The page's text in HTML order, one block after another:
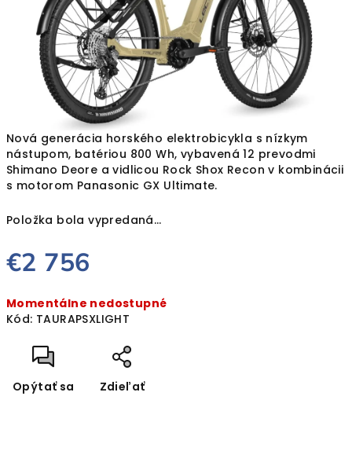
Nová generácia horského elektrobicykla s nízkym
nástupom, batériou 800 Wh, vybavená 12 prevodmi
Shimano Deore a vidlicou Rock Shox Recon v kombinácii
s motorom Panasonic GX Ultimate.
Položka bola vypredaná…
€2 756
cena:
Momentálne nedostupné
Kód: TAURAPSXLIGHT
Opýtať sa Zdieľať